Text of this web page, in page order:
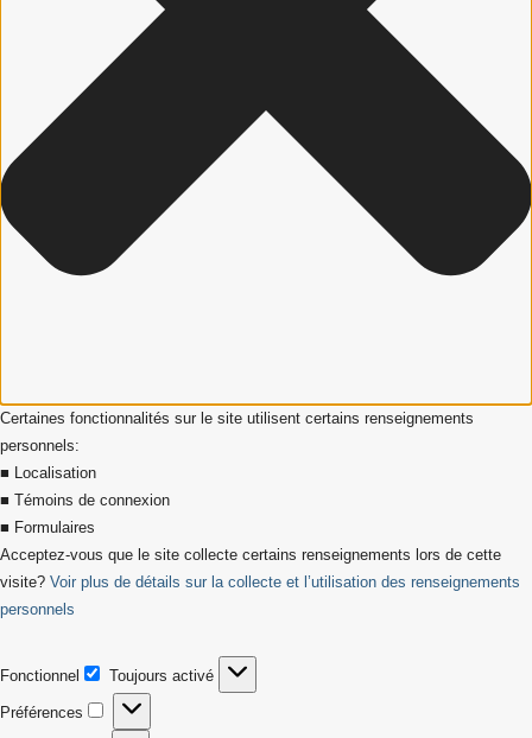
Certaines fonctionnalités sur le site utilisent certains renseignements
personnels:
■ Localisation
■ Témoins de connexion
■ Formulaires
Acceptez-vous que le site collecte certains renseignements lors de cette
visite? Voir plus de détails sur la collecte et l’utilisation des renseignements
personnels
Fonctionnel
Fonctionnel
Toujours activé
Préférences
Préférences